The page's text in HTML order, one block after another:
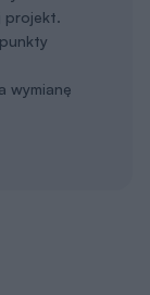
projekt.
wymianę